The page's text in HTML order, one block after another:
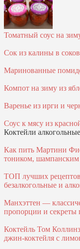
Томатный соус на
Сок из калины в
Маринованные
Компот на зиму из
Варенье из ирги и
Соус к мясу из
Коктейли алкогольные
Как пить Мартини
тоником, шампанским
ТОП лучших
безалкогольные и
Манхэттен —
пропорции и секреты
Коктейль Том
джин-коктейля с